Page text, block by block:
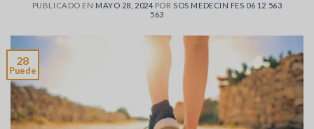
PUBLICADO EN MAYO 28, 2024 POR SOS MEDECIN FES 06 12 563
563
28
Puede